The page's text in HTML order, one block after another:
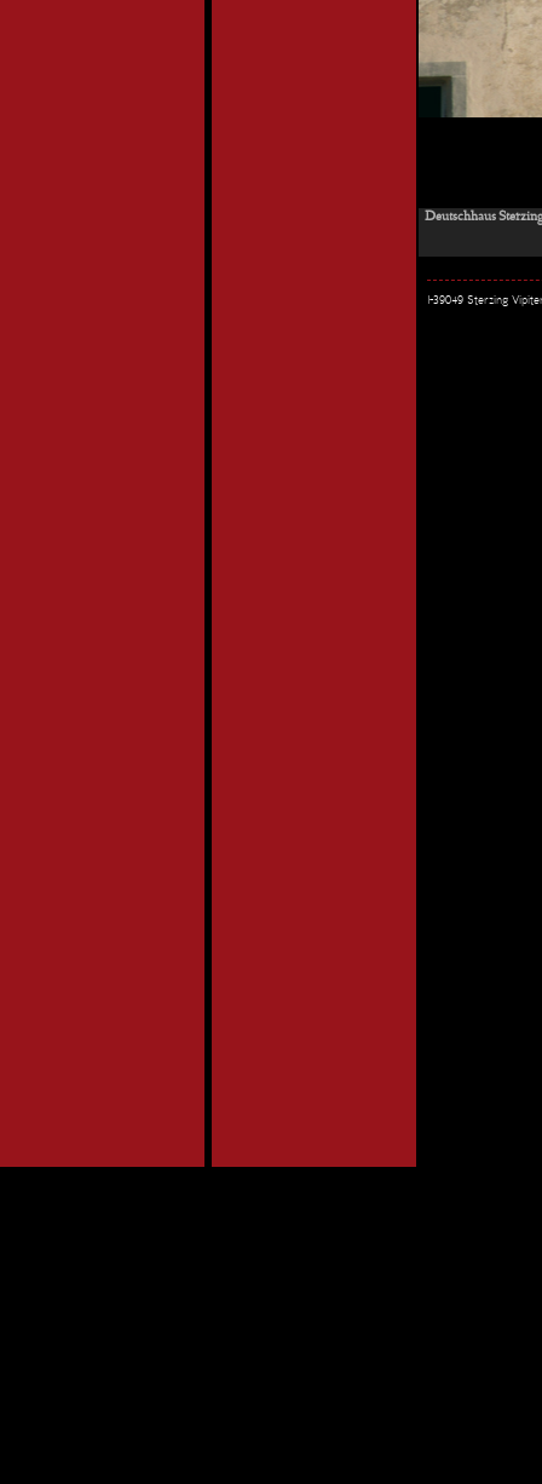
Deutschhaus
I-39049 Sterzing